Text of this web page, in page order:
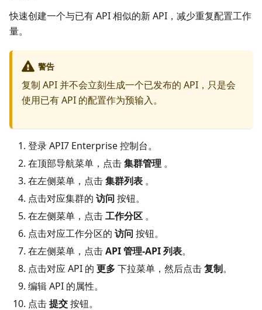
快速创建一个与已有 API 相似的新 API，减少重复配置工作
量。
警告
复制 API 并不会立刻生成一个已发布的 API，只是会
使用已有 API 的配置作为预输入。
登录 API7 Enterprise 控制台。
在顶部导航菜单，点击集群管理 。
在左侧菜单，点击集群列表 。
点击对应集群的 访问 按钮。
在左侧菜单，点击工作分区 。
点击对应工作分区的 访问 按钮。
在左侧菜单，点击API 管理-API 列表。
点击对应 API 的 更多下拉菜单，然后点击复制。
编辑 API 的属性。
点击提交按钮。